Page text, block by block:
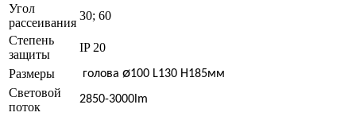
Угол
рассеивания
30; 60
Степень
защиты
IP 20
Размеры
голова ø100 L130 H185мм
Световой
поток
2850-3000lm